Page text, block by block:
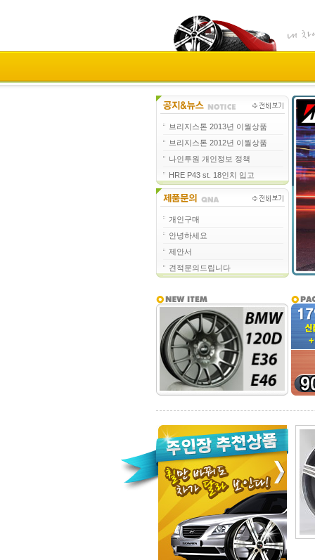
브리지스톤 2013년 이월상품
브리지스톤 2012년 이월상품
나인투원 개인정보 정책
HRE P43 st. 18인치 입고
개인구매
안녕하세요
제안서
견적문의드립니다